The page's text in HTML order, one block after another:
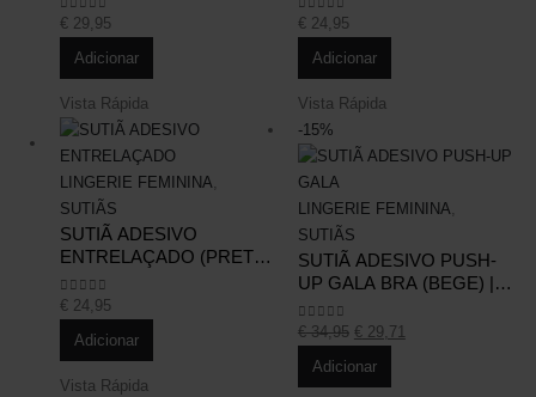
D
0out of 5
€29,95
Adicionar
Vista Rápida
0out of 5
€24,95
Adicionar
Vista Rápida
LINGERIE FEMININA,
SUTIÃS
SUTIÃ ADESIVO
ENTRELAÇADO (PRETO)
| COPA B
0out of 5
€24,95
Adicionar
Vista Rápida
-15%
LINGERIE FEMININA,
SUTIÃS
SUTIÃ ADESIVO PUSH-
UP GALA BRA (BEGE) |
COPA A
0out of 5
€34,95 €29,71
Adicionar